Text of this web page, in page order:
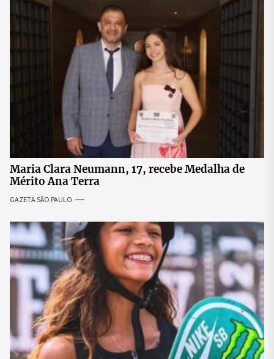
Maria Clara Neumann, 17, recebe Medalha de
Mérito Ana Terra
GAZETA SÃO PAULO